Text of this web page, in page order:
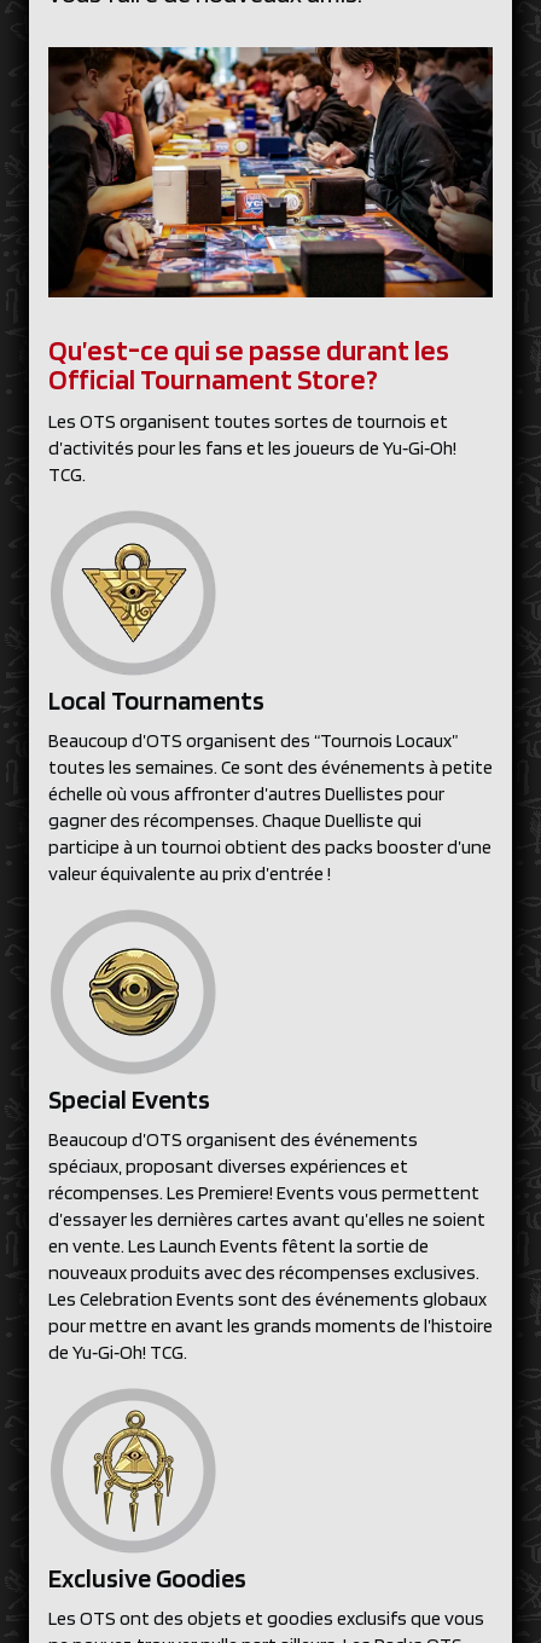
Qu’est-ce qui se passe durant les
Official Tournament Store?
Les OTS organisent toutes sortes de tournois et
d’activités pour les fans et les joueurs de Yu‑Gi‑Oh!
TCG.
Local Tournaments
Beaucoup d’OTS organisent des “Tournois Locaux”
toutes les semaines. Ce sont des événements à petite
échelle où vous affronter d’autres Duellistes pour
gagner des récompenses. Chaque Duelliste qui
participe à un tournoi obtient des packs booster d’une
valeur équivalente au prix d’entrée !
Special Events
Beaucoup d’OTS organisent des événements
spéciaux, proposant diverses expériences et
récompenses. Les Premiere! Events vous permettent
d’essayer les dernières cartes avant qu’elles ne soient
en vente. Les Launch Events fêtent la sortie de
nouveaux produits avec des récompenses exclusives.
Les Celebration Events sont des événements globaux
pour mettre en avant les grands moments de l’histoire
de Yu‑Gi‑Oh! TCG.
Exclusive Goodies
Les OTS ont des objets et goodies exclusifs que vous